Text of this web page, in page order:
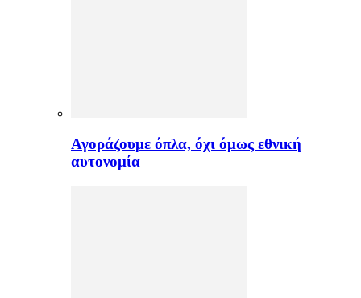
Αγοράζουμε όπλα, όχι όμως εθνική
αυτονομία